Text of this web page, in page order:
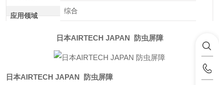
应用领域
综合
日本AIRTECH JAPAN 防虫屏障
日本AIRTECH JAPAN 防虫屏障